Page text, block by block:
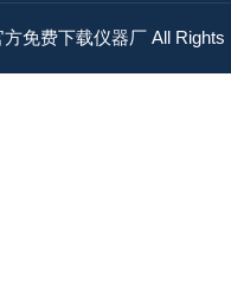
方免费下载仪器厂 All